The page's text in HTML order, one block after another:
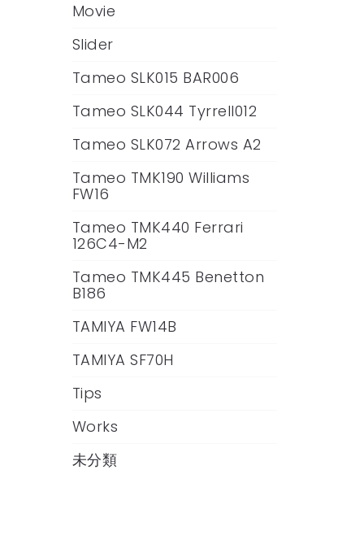
Movie
Slider
Tameo SLK015 BAR006
Tameo SLK044 Tyrrell012
Tameo SLK072 Arrows A2
Tameo TMK190 Williams
FW16
Tameo TMK440 Ferrari
126C4-M2
Tameo TMK445 Benetton
B186
TAMIYA FW14B
TAMIYA SF70H
Tips
Works
未分類